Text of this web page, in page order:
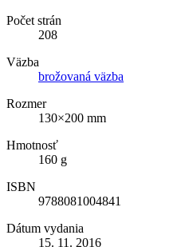
Počet strán
208
Väzba
brožovaná väzba
Rozmer
130×200 mm
Hmotnosť
160 g
ISBN
9788081004841
Dátum vydania
15. 11. 2016